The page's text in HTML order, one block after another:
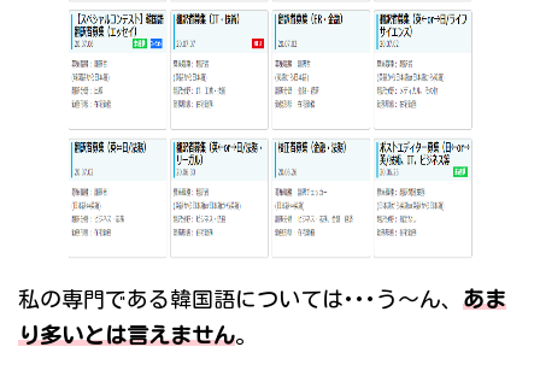
私の専門である韓国語については･･･う～ん、 あま
り多いとは言えません。